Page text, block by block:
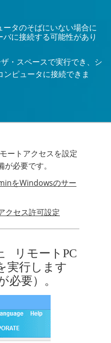
タのそばにいない場合に
に接続する可能性があり
・スペースで実行でき、シ
ピュータに接続できま
ートアクセスを設定
必要です。
をWindowsのサー
クセス許可設定
リモートPC
実行します
必要）。